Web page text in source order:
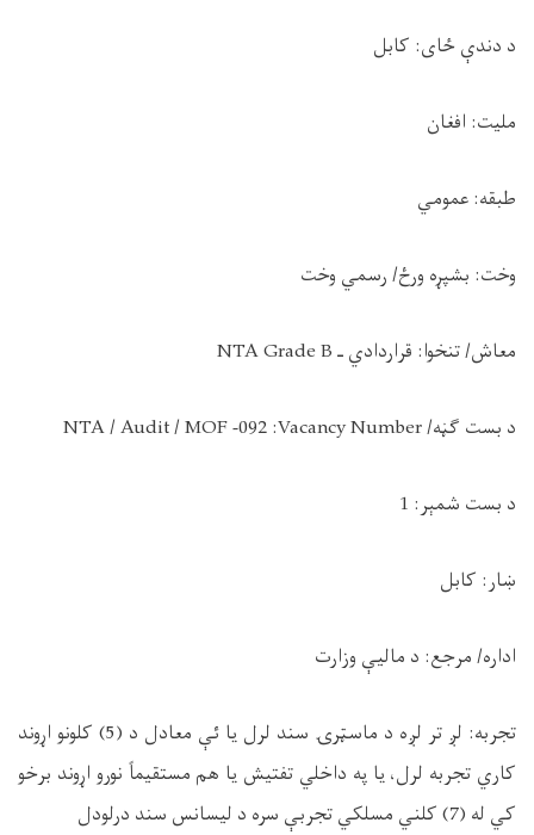
د دندې ځای: کابل
ملیت: افغان
طبقه:عمومي
وخت: بشپړه ورځ/ رسمي وخت
معاش/ تنخوا: قراردادي ـNTA Grade B
د بست ګڼه/Vacancy Number
:
NTA / Audit / MOF
د بست شمېر: 1
ښار: کابل
اداره/ مرجع: د مالیې وزارت
تجربه:
لږ تر لږه د ماسټرۍ سند لرل یا ئې معادل د (5) کلونو اړوند
کاري تجربه لرل، یا په داخلي تفتیش یا هم مستقیماً نورو اړوند برخو
کي له (7) کلني مسلکي تجربې سره د لیسانس سند درلودل